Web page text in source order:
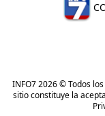
INFO7 2026 © Todos
sitio constituye la